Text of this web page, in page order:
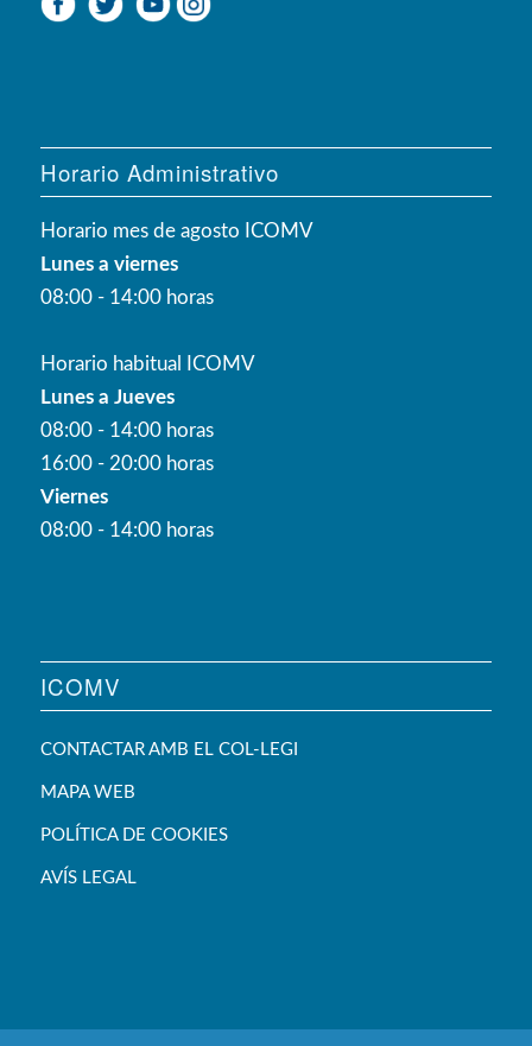
Horario Administrativo
Horario mes de agosto ICOMV
Lunes a viernes
08:00 - 14:00 horas
Horario habitual ICOMV
Lunes a Jueves
08:00 - 14:00 horas
16:00 - 20:00 horas
Viernes
08:00 - 14:00 horas
ICOMV
CONTACTAR AMB EL COL-LEGI
MAPA WEB
POLÍTICA DE COOKIES
AVÍS LEGAL